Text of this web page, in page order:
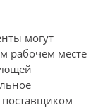
могут
рабочем месте
поставщиком